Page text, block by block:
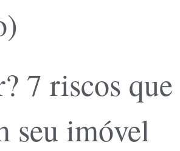
7 riscos que
seu imóvel